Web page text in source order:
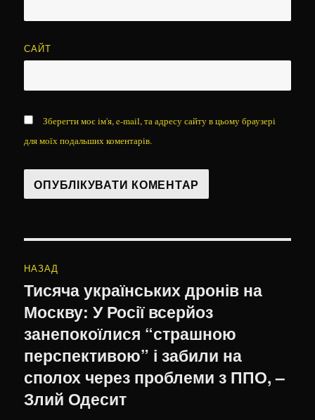
САЙТ
Зберегти моє ім'я, e-mail, та адресу сайту в цьому браузері
для моїх подальших коментарів.
записів
НАЗАД
Попередній
запис:
Тисяча українських дронів на
Москву: У Росії всерйоз
занепокоїлися “страшною
перспективою” і забили на
сполох через проблеми з ППО, –
Злий Одесит